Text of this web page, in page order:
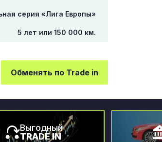
серия «Лига Европы»
5 лет или 150 000 км.
Обменять по Trade in
Выгодный
TRADE IN